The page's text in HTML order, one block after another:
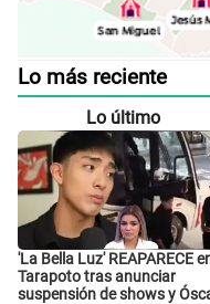
Lo más reciente
Lo último
'La Bella Luz' REAPARECE
Tarapoto tras anunciar
suspensión de shows y